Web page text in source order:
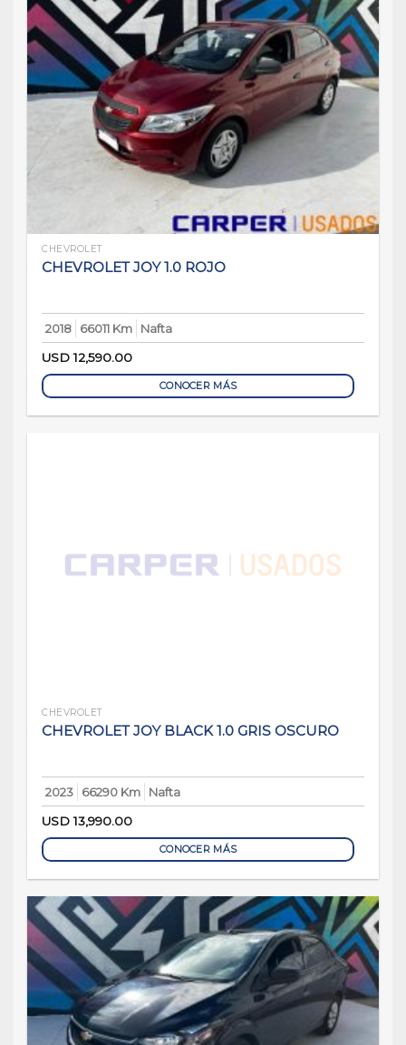
CHEVROLET
CHEVROLET JOY 1.0 ROJO
2018 66011 Km
Nafta
USD12,590.00
CONOCER MÁS
CHEVROLET
CHEVROLET JOY BLACK 1.0 GRIS OSCURO
2023 66290 Km
Nafta
USD13,990.00
CONOCER MÁS